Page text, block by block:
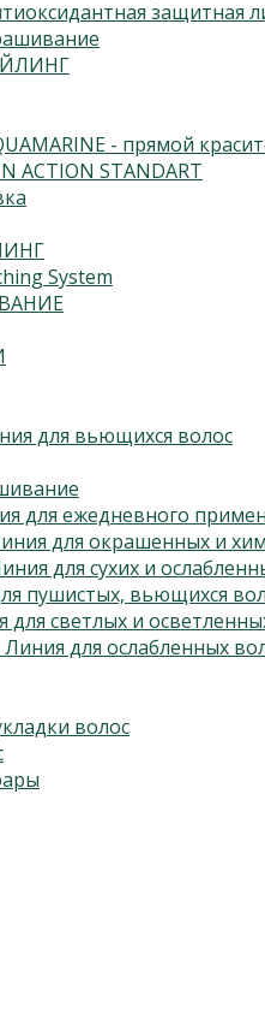
защитная
- прямой
ACTION STANDART
System
для вьющихся волос
для ежедневного
для окрашенных и
для сухих и
пушистых, вьющихся
для светлых и
Линия для ослабленных
волос